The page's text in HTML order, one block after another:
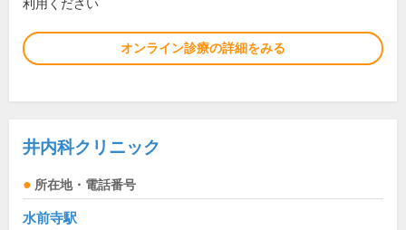
利用ください
オンライン診療の詳細をみる
井内科クリニック
所在地・電話番号
水前寺駅